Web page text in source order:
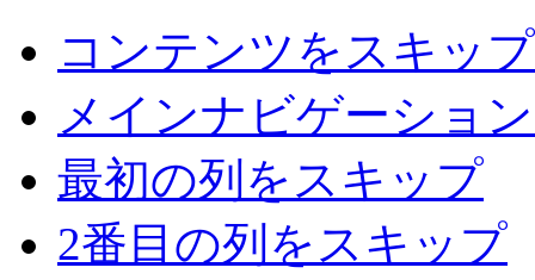
コンテンツをスキップ
メインナビゲーショ
最初の列をスキップ
2番目の列をスキップ